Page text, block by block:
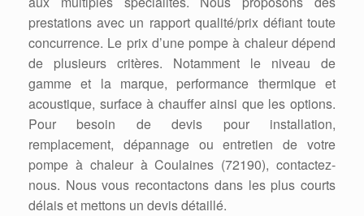
prestations avec un rapport qualité/prix défiant toute
concurrence. Le prix d’une pompe à chaleur dépend
de plusieurs critères. Notamment le niveau de
gamme et la marque, performance thermique et
acoustique, surface à chauffer ainsi que les options.
Pour besoin de devis pour installation,
remplacement, dépannage ou entretien de votre
pompe à chaleur à Coulaines (72190), contactez-
nous. Nous vous recontactons dans les plus courts
délais et mettons un devis détaillé.